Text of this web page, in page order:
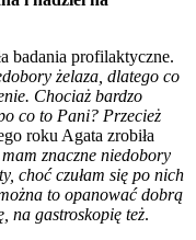
badania profilaktyczne.
żelaza, dlatego co
Chociaż bardzo
co to Pani? Przecież
roku Agata zrobiła
znaczne niedobory
choć czułam się po nich
to opanować dobrą
na gastroskopię też.